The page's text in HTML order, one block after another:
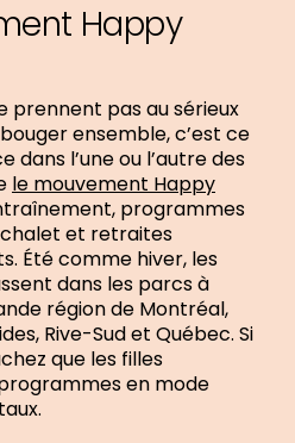
Happy
prennent pas au sérieux
ensemble, c’est ce
dans l’une ou l’autre des
le mouvement Happy
programmes
et retraites
Été comme hiver, les
dans les parcs à
région de Montréal,
Rive-Sud et Québec. Si
que les filles
en mode